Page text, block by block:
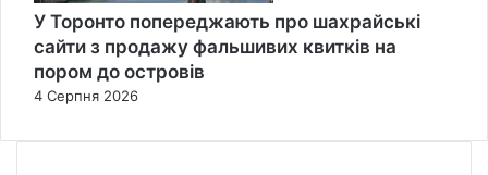
У Торонто попереджають про шахрайські
сайти з продажу фальшивих квитків на
пором до островів
4 Серпня 2026